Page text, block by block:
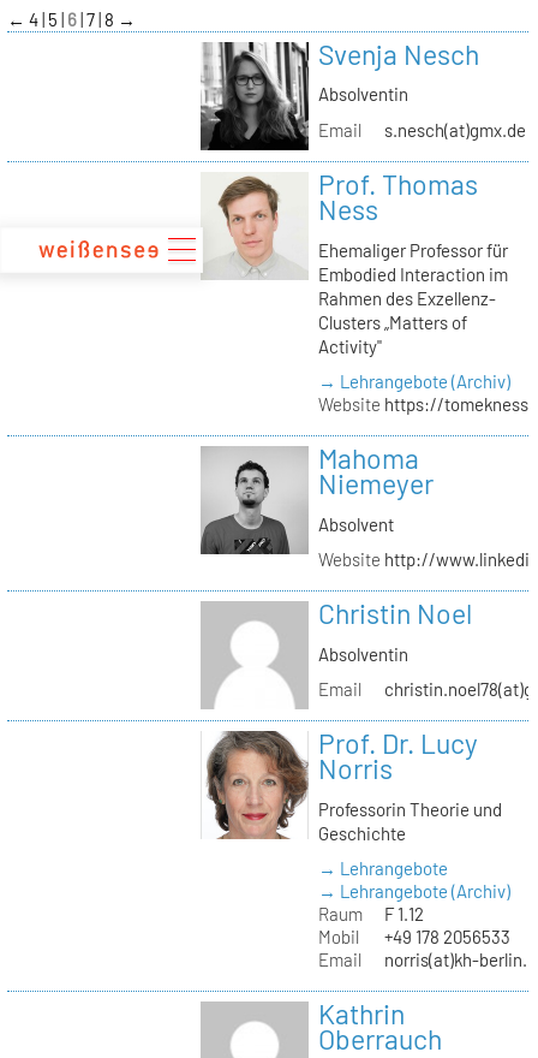
zum
Inhalt
← 4 5 6 7 8 →
Svenja Nesch
Absolventin
Email
s.nesch(at)gmx.de
Prof. Thomas
Ness
Ehemaliger Professor für
Embodied Interaction im
Rahmen des Exzellenz-
Clusters „Matters of
Activity"
→ Lehrangebote (Archiv)
Website https://
Mahoma
Niemeyer
Absolvent
Website http://
Christin Noel
Absolventin
Email
Prof. Dr. Lucy
Norris
Professorin Theorie und
Geschichte
→ Lehrangebote
→ Lehrangebote (Archiv)
Raum
F 1.12
Mobil
+49 178 2056533
Email
norris(at)kh-
Kathrin
Oberrauch